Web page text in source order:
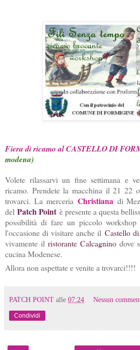
Fiera di ricamo al CASTELLO DI
modena)
Volete rilassarvi un fine settimana e
ricamo. Prendete la macchina il 21 22
trovarci. La merceria Christiana di
delPatch Point è presente a questa
possibilità di fare un piccolo workshop
l'occasione di visitare anche il Castello
vivamente il ristorante Calcagninodove
cucina Modenese.
Allora non aspettate e venite a trovarci!!!!
PATCH POINT alle 07:24 Nessun
Condividi